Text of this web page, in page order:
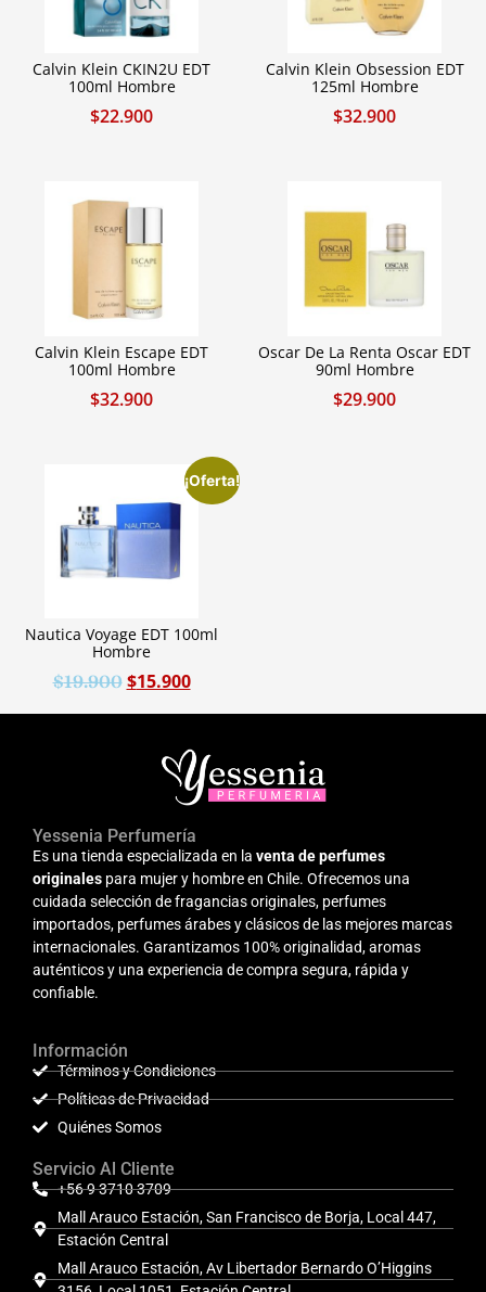
Calvin Klein CKIN2U EDT
100ml Hombre
$22.900
Calvin Klein Obsession EDT
125ml Hombre
$32.900
Calvin Klein Escape EDT
100ml Hombre
$32.900
Oscar De La Renta Oscar EDT
90ml Hombre
$29.900
¡Oferta!
Nautica Voyage EDT 100ml
Hombre
$19.900 $15.900
Yessenia Perfumería
Es una tienda especializada en la venta de perfumes
originales para mujer y hombre en Chile. Ofrecemos una
cuidada selección de fragancias originales, perfumes
importados, perfumes árabes y clásicos de las mejores marcas
internacionales. Garantizamos 100% originalidad, aromas
auténticos y una experiencia de compra segura, rápida y
confiable.
Información
Términos y Condiciones
Políticas de Privacidad
Quiénes Somos
Servicio Al Cliente
+56 9 3710 3709
Mall Arauco Estación, San Francisco de Borja, Local 447,
Estación Central
Mall Arauco Estación, Av Libertador Bernardo O’Higgins